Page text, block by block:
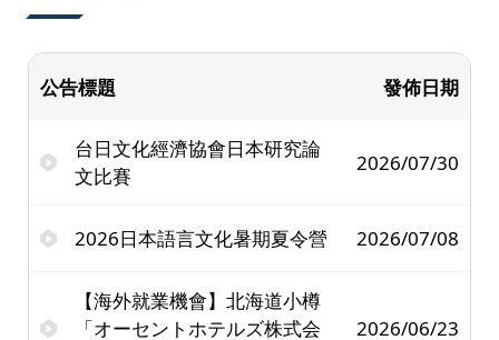
公告標題 發佈日期
台日文化經濟協會日本研究論
文比賽
2026/07/30
2026日本語言文化暑期夏令營 2026/07/08
【海外就業機會】北海道小樽
「オーセントホテルズ株式会
2026/06/23